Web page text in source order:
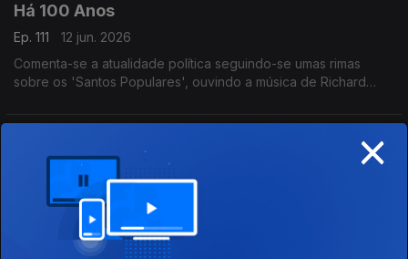
Há 100 Anos
Ep. 111
12 jun. 2026
Comenta-se a atualidade política seguindo-se umas rimas
sobre os 'Santos Populares', ouvindo a música de Richard
11 jun. 2026
A actualidade política e um diálogo relacionado com os Santos
Popilares ouvindo uma canção interpretada por Josephine
×